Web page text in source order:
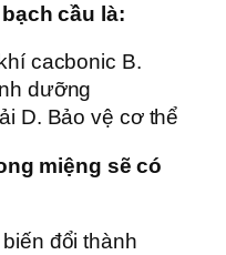
cầu là:
cacbonic B.
dưỡng
D. Bảo vệ cơ thể
miệng sẽ có
đổi thành